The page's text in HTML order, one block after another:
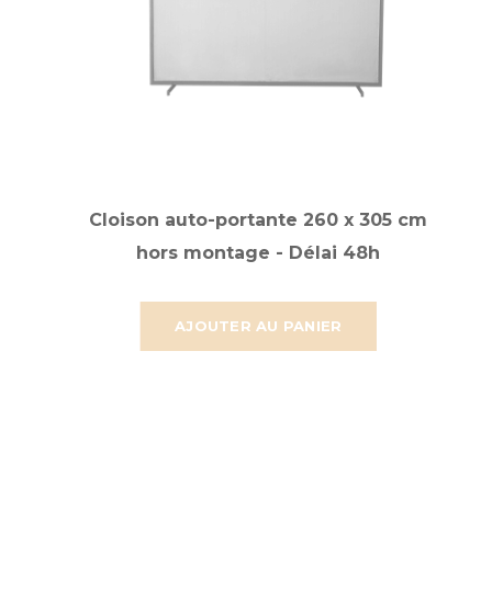
AJOUTER AU PANIER
Cloison auto-portante 260 x 305 cm
hors montage - Délai 48h